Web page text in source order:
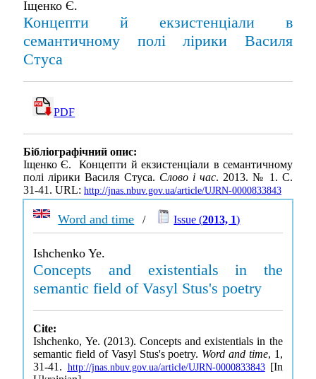
Іщенко Є.
Концепти й екзистенціали в
семантичному полі лірики Василя
Стуса
PDF
Бібліографічний опис:
Іщенко Є. Концепти й екзистенціали в семантичному
полі лірики Василя Стуса. Слово і час. 2013. № 1. С.
31-41. URL: http://jnas.nbuv.gov.ua/article/UJRN-0000833843
Word and time / Issue (2013, 1)
Ishchenko Ye.
Concepts and existentials in the
semantic field of Vasyl Stus's poetry
Cite:
Ishchenko, Ye. (2013). Concepts and existentials in the
semantic field of Vasyl Stus's poetry. Word and time, 1,
31-41. http://jnas.nbuv.gov.ua/article/UJRN-0000833843[In